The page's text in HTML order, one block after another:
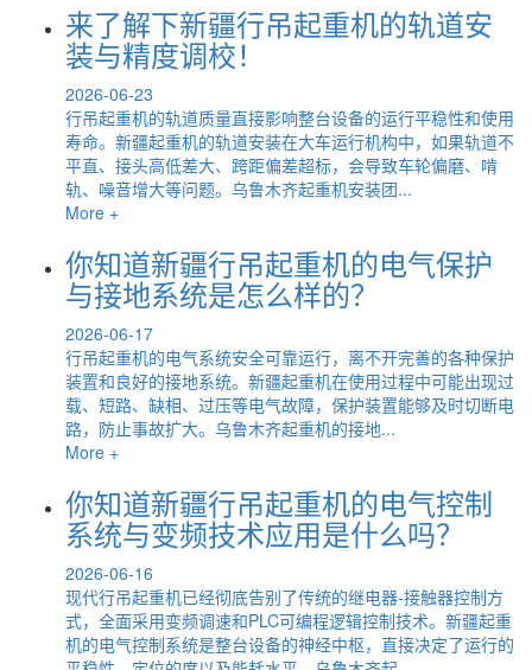
来了解下新疆行吊起重机的轨道安
装与精度调校！
2026-06-23
行吊起重机的轨道质量直接影响整台设备的运行平稳性和使用
寿命。新疆起重机的轨道安装在大车运行机构中，如果轨道不
平直、接头高低差大、跨距偏差超标，会导致车轮偏磨、啃
轨、噪音增大等问题。乌鲁木齐起重机安装团...
More +
你知道新疆行吊起重机的电气保护
与接地系统是怎么样的？
2026-06-17
行吊起重机的电气系统安全可靠运行，离不开完善的各种保护
装置和良好的接地系统。新疆起重机在使用过程中可能出现过
载、短路、缺相、过压等电气故障，保护装置能够及时切断电
路，防止事故扩大。乌鲁木齐起重机的接地...
More +
你知道新疆行吊起重机的电气控制
系统与变频技术应用是什么吗？
2026-06-16
现代行吊起重机已经彻底告别了传统的继电器-接触器控制方
式，全面采用变频调速和PLC可编程逻辑控制技术。新疆起重
机的电气控制系统是整台设备的神经中枢，直接决定了运行的